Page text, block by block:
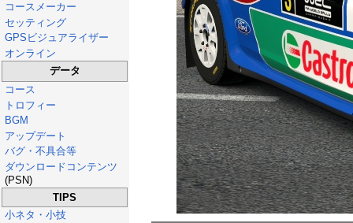
コースメーカー
セッティング
GPSビジュアライザー
オンライン
データ
コース
トロフィー
BGM
アップデート
バグ・不具合等
ダウンロードコンテンツ
(PSN)
TIPS
小ネタ・小技